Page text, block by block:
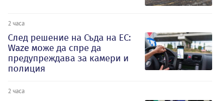
2 часа
След решение на Съда на ЕС:
Waze може да спре да
предупреждава за камери и
полиция
2 часа